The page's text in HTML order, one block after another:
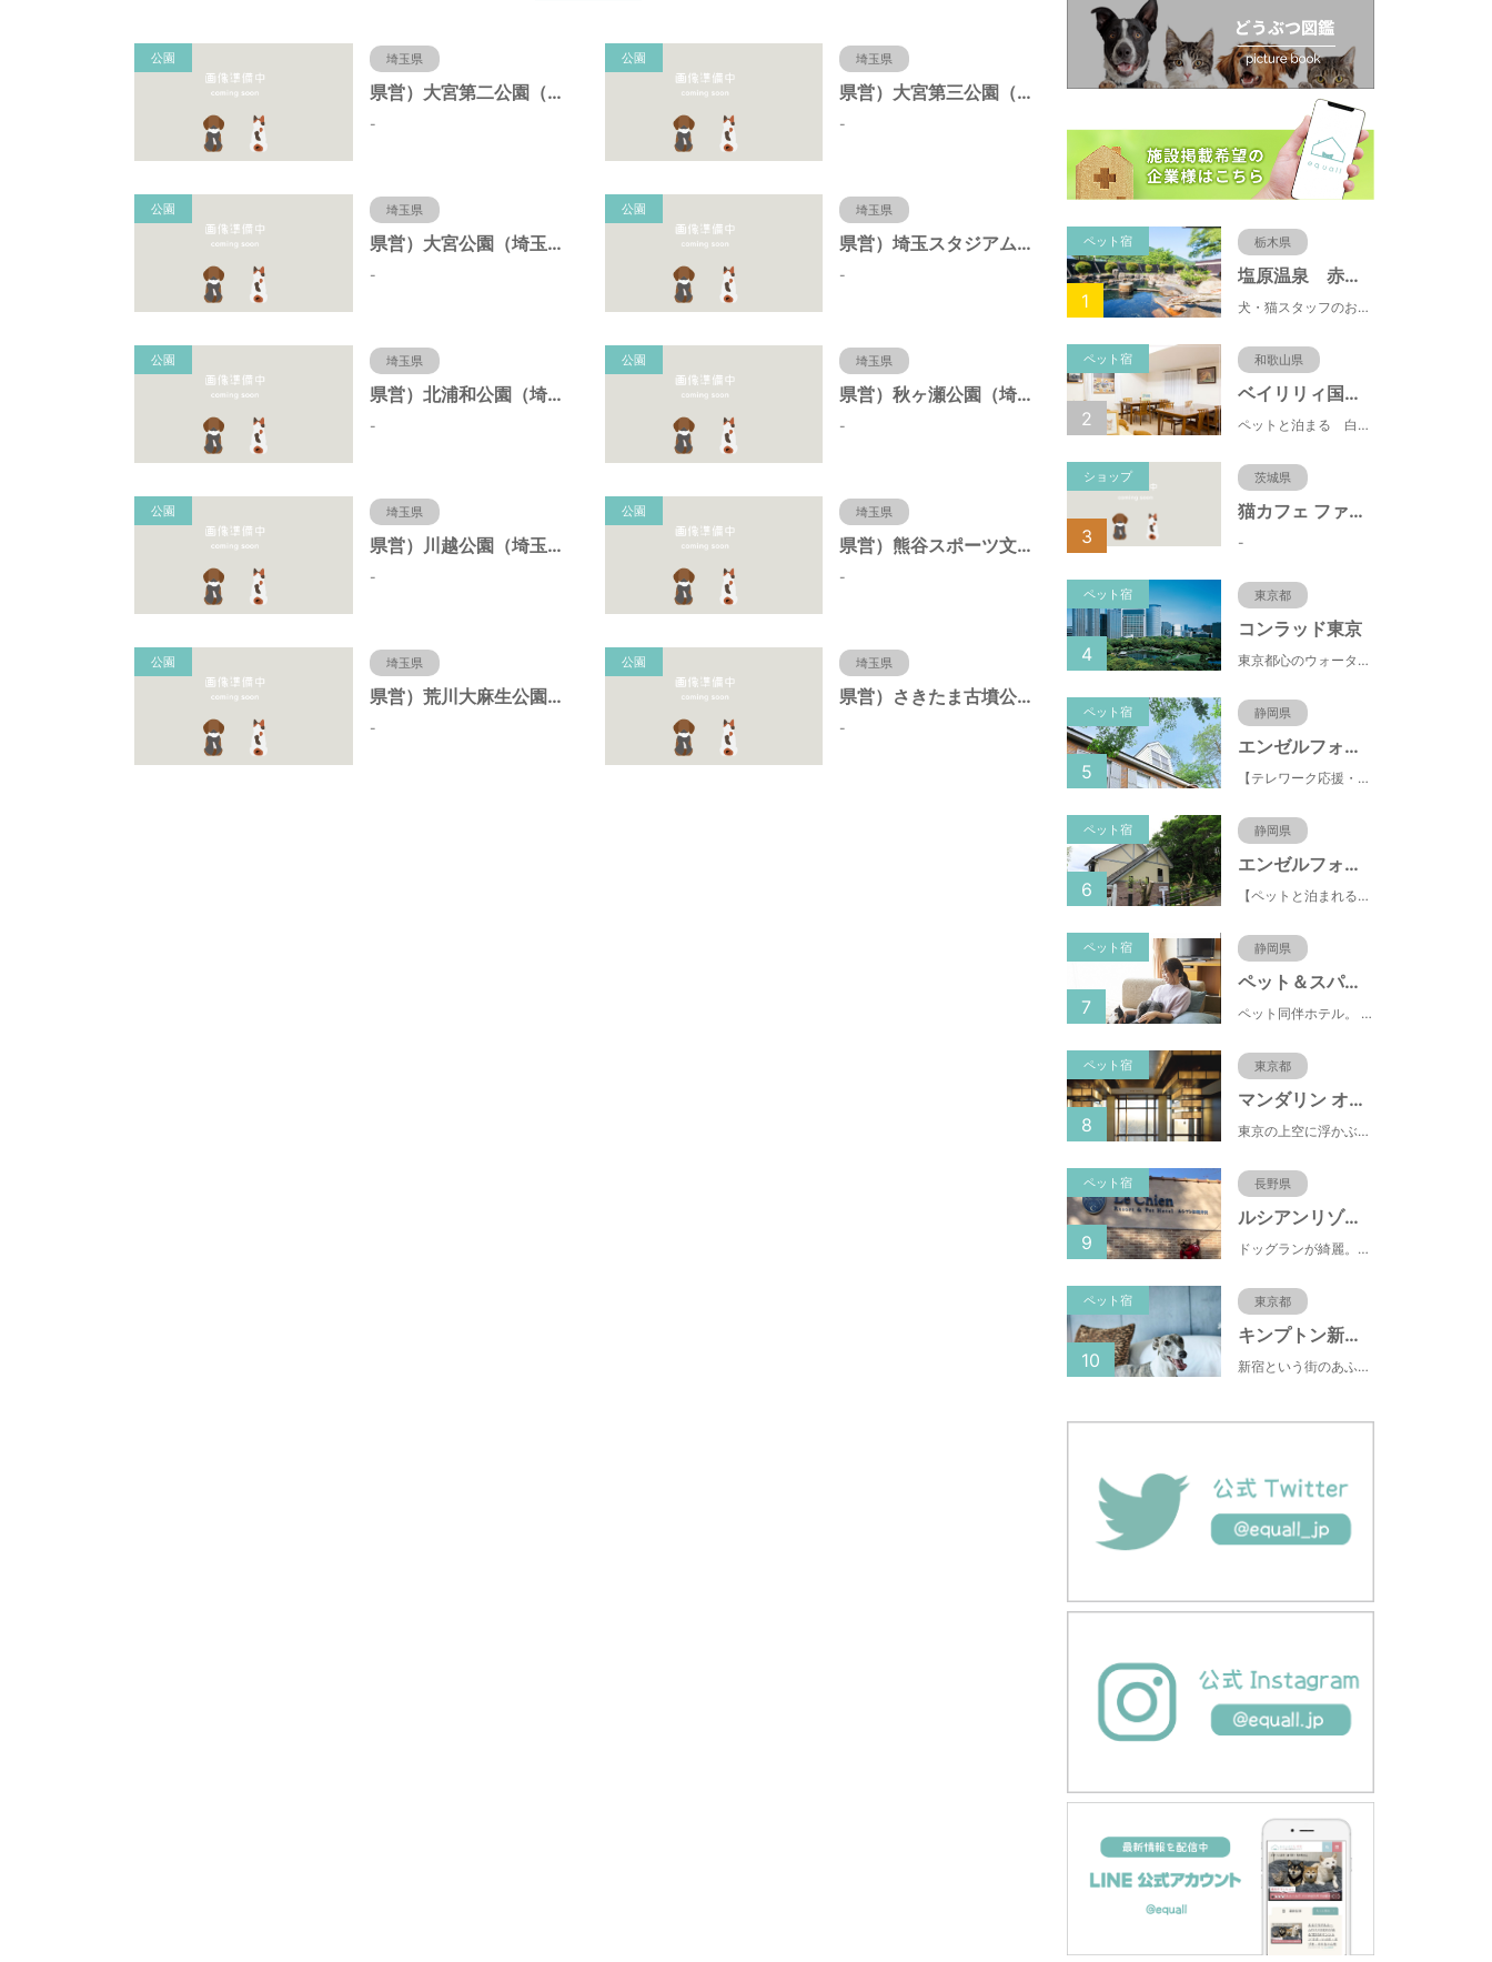
公園 埼玉県
県営）大宮第二公園（埼玉県さいたま市）
-
公園 埼玉県
県営）大宮第三公園（埼玉県さいたま市）
-
公園 埼玉県
県営）大宮公園（埼玉県さいたま市）
-
公園 埼玉県
県営）埼玉スタジアム２００２公園（埼玉県さいたま市）
-
公園 埼玉県
県営）北浦和公園（埼玉県さいたま市）
-
公園 埼玉県
県営）秋ヶ瀬公園（埼玉県さいたま市）
-
公園 埼玉県
県営）川越公園（埼玉県川越市）
-
公園 埼玉県
県営）熊谷スポーツ文化公園（埼玉県熊谷市）
-
公園 埼玉県
県営）荒川大麻生公園（埼玉県熊谷市）
-
公園 埼玉県
県営）さきたま古墳公園（埼玉県行田市）
-
ペット宿 栃木県
塩原温泉 赤沢温泉旅館
犬・猫スタッフのおもてニャしが魅力のひとつ♪大自然に囲まれた隠れ家的宿で癒やしの休日を。
1
ペット宿 和歌山県
ベイリリィ国民宿舎しらゆり荘
ペットと泊まる 白浜温泉 ベイリリィ国民宿舎しらゆり荘
2
ショップ 茨城県
猫カフェ ファミリーズ
-
3
ペット宿 東京都
コンラッド東京
東京都心のウォーターフロントに位置し、都内全域へのアクセスへも便利なコンラッド東京は、銀座や新橋へ徒歩圏内、明治神宮や浅草、六本木などの観光・ショッピングエリアにもアクセス至便。また、東京駅まで10分、羽田空港まで25分、丸の内などの主要ビジネス街へのアクセスにも優れ、ビジネスにも最適のロケーションです。
4
ペット宿 静岡県
エンゼルフォレスト伊豆スカイライン
【テレワーク応援・ペットと泊まれる】ゴルフ場隣接のまるごと貸切別荘（自炊OK）
5
ペット宿 静岡県
エンゼルフォレスト伊豆高原(赤沢望洋台)
【ペットと泊まれる】源泉かけ流し温泉付の1棟貸切別荘（自炊OK）全別荘内装リフォーム済み♪
6
ペット宿 静岡県
ペット＆スパホテル伊豆高原
ペット同伴ホテル。 快適な施設と癒しの温泉、京風懐石をご堪能ください。
7
ペット宿 東京都
マンダリン オリエンタル 東京
東京の上空に浮かぶマンダリン オリエンタル 東京は、眼下にすばらしい風景が広がるラグジュアリーな5つ星ホテルです。凜とした風格ある佇まいと和モダンのスタイルに、最新鋭のテクノロジー、定評あるスパ、驚きと感動に満ちた食体験、卓越したサービスを融合させ、真心を込めてお客さまをおもてなしいたします。
8
ペット宿 長野県
ルシアンリゾート旧軽井沢
ドッグランが綺麗。おもちゃが多くある。有料のドッグランなので、お客さんの質が良い。ドッグラン以外にも楽しめる場所が多い。
9
ペット宿 東京都
キンプトン新宿東京
新宿という街のあふれるエネルギーを映し出すようなライブ感のあるホテルなのに、中へと足を踏み入れれば、そこは別世界に
10